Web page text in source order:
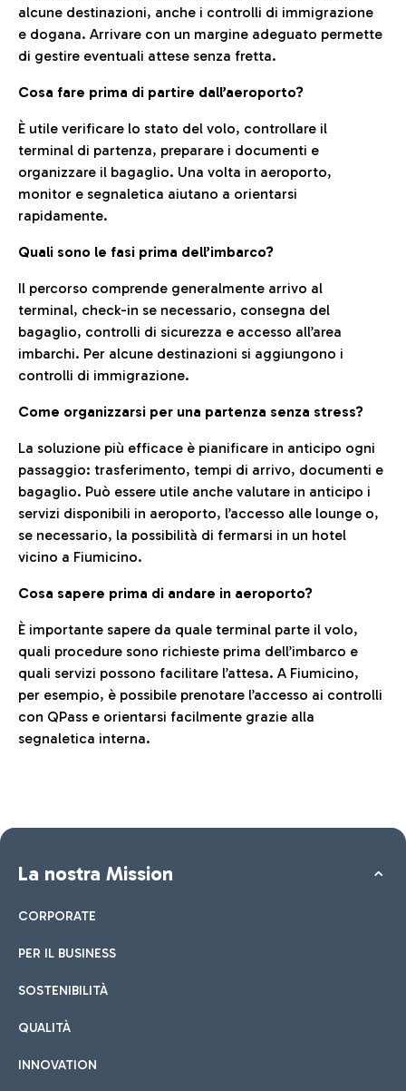
alcune destinazioni, anche i controlli di immigrazione
e dogana. Arrivare con un margine adeguato permette
di gestire eventuali attese senza fretta.
Cosa fare prima di partire dall’aeroporto?
È utile verificare lo stato del volo, controllare il
terminal di partenza, preparare i documenti e
organizzare il bagaglio. Una volta in aeroporto,
monitor e segnaletica aiutano a orientarsi
rapidamente.
Quali sono le fasi prima dell’imbarco?
Il percorso comprende generalmente arrivo al
terminal, check-in se necessario, consegna del
bagaglio, controlli di sicurezza e accesso all’area
imbarchi. Per alcune destinazioni si aggiungono i
controlli di immigrazione.
Come organizzarsi per una partenza senza stress?
La soluzione più efficace è pianificare in anticipo ogni
passaggio: trasferimento, tempi di arrivo, documenti e
bagaglio. Può essere utile anche valutare in anticipo i
servizi disponibili in aeroporto, l’accesso alle lounge o,
se necessario, la possibilità di fermarsi in un hotel
vicino a Fiumicino.
Cosa sapere prima di andare in aeroporto?
È importante sapere da quale terminal parte il volo,
quali procedure sono richieste prima dell’imbarco e
quali servizi possono facilitare l’attesa. A Fiumicino,
per esempio, è possibile prenotare l’accesso ai controlli
con QPass e orientarsi facilmente grazie alla
segnaletica interna.
La nostra Mission
CORPORATE
PER IL BUSINESS
SOSTENIBILITÀ
QUALITÀ
INNOVATION